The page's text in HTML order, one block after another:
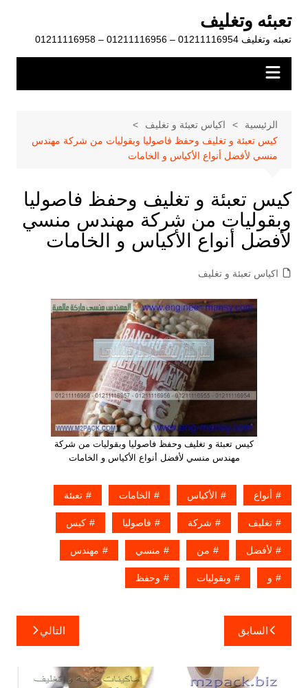
المحتوى
تعبئه وتغليف
تعبئه وتغليف 01211116954 – 01211116956 – 01211116958
الرئيسية
اكياس تعبئة و تغليف
كيس تعبئة و تغليف وحفظ فاصوليا وبقوليات من شركة مهندس
منسي لأفضل أنواع الأكياس و الخامات
كيس تعبئة و تغليف وحفظ فاصوليا
وبقوليات من شركة مهندس منسي
لأفضل أنواع الأكياس و الخامات
اكياس تعبئة و تغليف
كيس تعبئة و تغليف وحفظ فاصوليا وبقوليات من شركة
مهندس منسي لأفضل أنواع الأكياس و الخامات
أنواع الأكياس الخامات تعبئة
تغليف شركة فاصوليا كيس
لأفضل من منسي مهندس
و وبقوليات وحفظ
تصفّح
المقالات
السابق التالي